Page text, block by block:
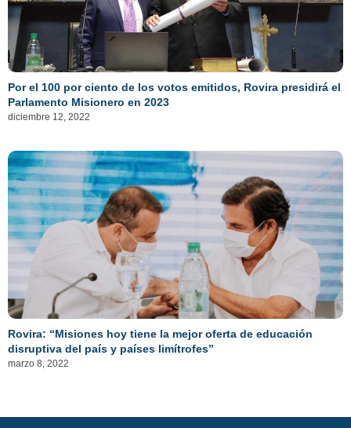
Por el 100 por ciento de los votos emitidos, Rovira presidirá el
Parlamento Misionero en 2023
diciembre 12, 2022
Rovira: “Misiones hoy tiene la mejor oferta de educación
disruptiva del país y países limítrofes”
marzo 8, 2022